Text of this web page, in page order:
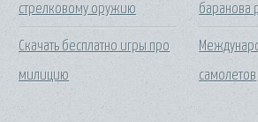
стрелковому оружию
Скачать бесплатно игры про
милицию
баранова
самолетов